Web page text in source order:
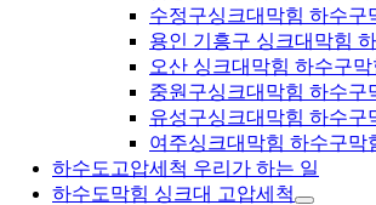
수정구싱크대막힘 하수구
용인 기흥구 싱크대막힘
오산 싱크대막힘 하수구
중원구싱크대막힘 하수구
유성구싱크대막힘 하수구
여주싱크대막힘 하수구막
하수도고압세척 우리가 하는 일
하수도막힘 싱크대 고압세척